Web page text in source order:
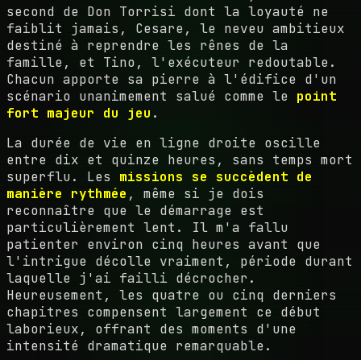
second de Don Torrisi dont la loyauté ne
faiblit jamais, Cesare, le neveu ambitieux
destiné à reprendre les rênes de la
famille, et Tino, l'exécuteur redoutable.
Chacun apporte sa pierre à l'édifice d'un
scénario unanimement salué comme le point
fort majeur du jeu .
La durée de vie en ligne droite oscille
entre dix et quinze heures, sans temps mort
superflu. Les missions se succèdent de
manière rythmée , même si je dois
reconnaître que le démarrage est
particulièrement lent. Il m'a fallu
patienter environ cinq heures avant que
l'intrigue décolle vraiment, période durant
laquelle j'ai failli décrocher.
Heureusement, les quatre ou cinq derniers
chapitres compensent largement ce début
laborieux, offrant des moments d'une
intensité dramatique remarquable.